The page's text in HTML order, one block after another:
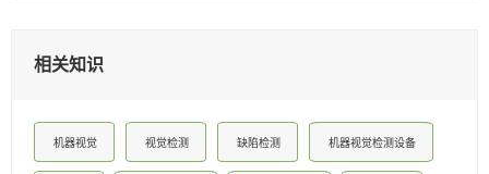
相关知识
机器视觉 视觉检测 缺陷检测 机器视觉检测设备